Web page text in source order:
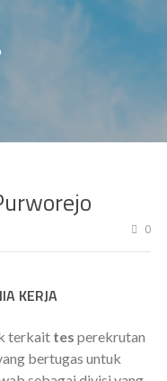
0
KERJA
terkait tes perekrutan
bertugas untuk